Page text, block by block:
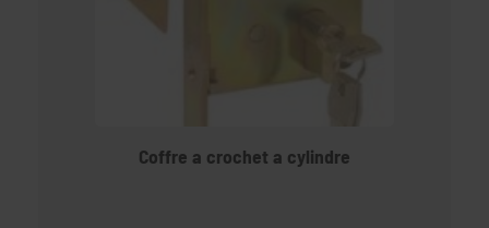
Coffre a crochet a cylindre